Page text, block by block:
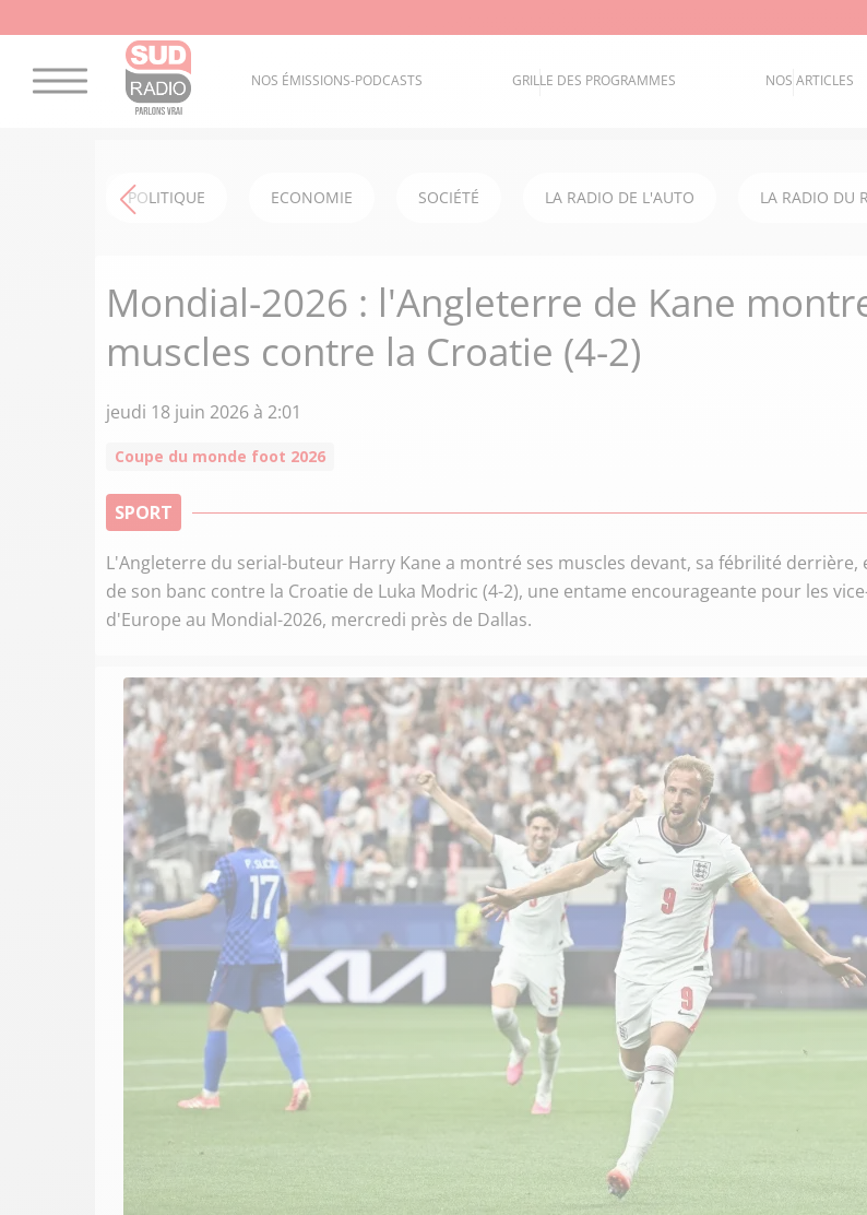
NOS ÉMISSIONS-PODCASTS GRILLE DES PROGRAMMES NOS ARTICLES
POLITIQUE ECONOMIE SOCIÉTÉ LA RADIO DE L'AUTO LA RADIO DU
Mondial-2026 : l'Angleterre de Kane
muscles contre la Croatie (4-2)
jeudi 18 juin 2026 à 2:01
Coupe du monde foot 2026
SPORT
L'Angleterre du serial-buteur Harry Kane a montré ses muscles devant, sa fébrilité derrière,
de son banc contre la Croatie de Luka Modric (4-2), une entame encourageante pour les
d'Europe au Mondial-2026, mercredi près de Dallas.